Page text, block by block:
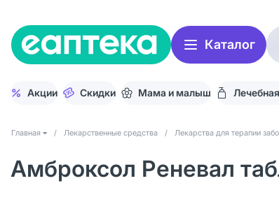
Каталог
Акции Скидки Мама и малыш
Главная / Лекарственные средства / Лекарства для терапии
Амброксол Реневал